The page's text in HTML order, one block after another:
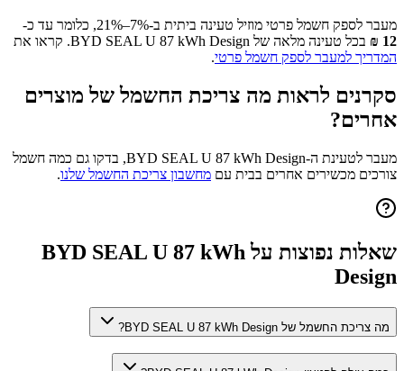
מעבר לספק חשמל פרטי מוזיל טעינה ביתית ב-7%–21%, כלומר עד כ-
12
₪ בכל טעינה מלאה של BYD SEAL U 87 kWh Design. קראו את
המדריך למעבר לספק חשמל פרטי.
סקרנים לראות מה צריכת החשמל של מוצרים
אחרים?
מעבר לטעינת ה-BYD SEAL U 87 kWh Design, בדקו גם כמה חשמל
צורכים מכשירים אחרים בבית עם מחשבון צריכת החשמל שלנו.
שאלות נפוצות על BYD SEAL U 87 kWh
Design
מה צריכת החשמל של BYD SEAL U 87 kWh Design?